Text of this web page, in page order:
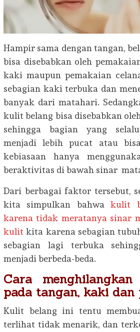
Hampir sama dengan tangan,
bisa disebabkan oleh
kaki maupun pemakaian
sebagian kaki terbuka dan
banyak dari matahari.
kulit belang bisa disebabkan
sehingga bagian yang
menjadi lebih pucat atau
kebiasaan hanya
beraktivitas di bawah sinar
Dari berbagai faktor tersebut,
kita simpulkan bahwakulit
karena tidak meratanya sinar
kulit kita karena sebagian
sebagian lagi terbuka
menjadi berbeda-beda.
Cara
pada tangan, kaki dan
Kulit belang ini tentu
terlihat tidak menarik, dan